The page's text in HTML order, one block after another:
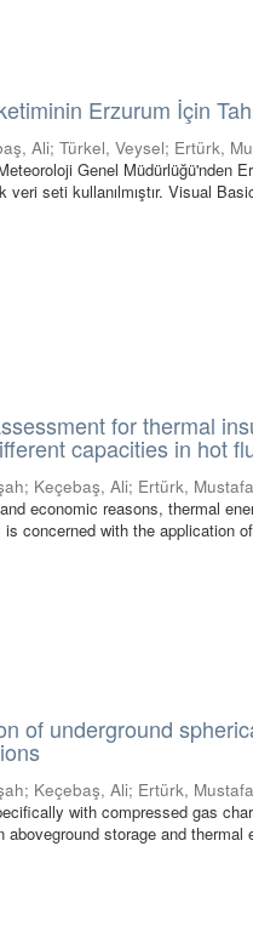
Erzurum İçin
Ali;Türkel, Veysel; Ertürk,
Genel Müdürlüğü'nden
veri seti kullanılmıştır. Visual
for thermal
capacities in hot
; Keçebaş, Ali; Ertürk, Mustafa
economic reasons, thermal
concerned with the application
of underground
; Keçebaş, Ali; Ertürk, Mustafa
with compressed gas
aboveground storage and